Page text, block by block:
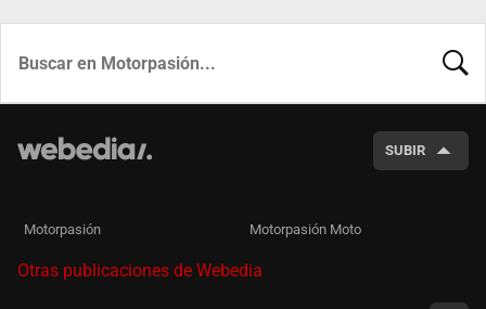
SUBIR
Motorpasión Motorpasión Moto
Otras publicaciones de Webedia